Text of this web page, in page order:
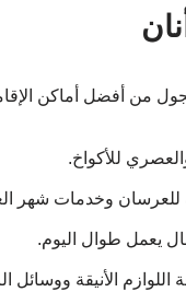
من أفضل أماكن
للأكواخ.
للعرسان وخدمات شهر
يعمل طوال اليوم.
اللوازم الأنيقة ووسائل